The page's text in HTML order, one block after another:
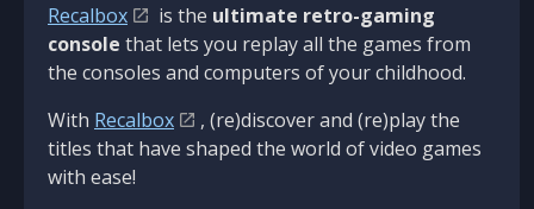
Recalbox is the ultimate retro-gaming
console that lets you replay all the games from
the consoles and computers of your childhood.
With Recalbox
, (re)discover and (re)play the
titles that have shaped the world of video games
with ease!